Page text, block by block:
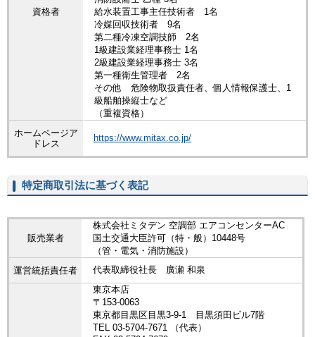
資格者
給水装置工事主任技術者 1名
冷媒回収技術者 9名
第二種冷凍空調技師 2名
1級建設業経理事務士 1名
2級建設業経理事務士 3名
第一種衛生管理者 2名
その他 危険物取扱責任者、個人情報保護士、1
級船舶操縦士など
（重複資格）
ホームページア
ドレス
https://www.mitax.co.jp/
特定商取引法に基づく表記
販売業者
株式会社ミタデン 空調部 エアコンセンターAC
国土交通大臣許可（特・般）10448号
（管・電気・消防施設）
運営統括責任者
代表取締役社長 廣瀬 和泉